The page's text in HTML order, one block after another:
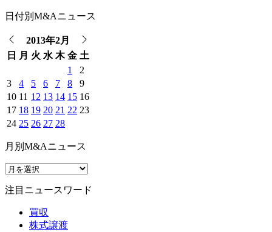
日付別M&Aニュース
2013年2月
日
月 火 水 木 金 土
1
2
3
4 5 6 7 8
9
10 11 12 13 14 15 16
17 18 19 20 21 22 23
24 25 26 27 28
月別M&Aニュース
注目ニュースワード
買収
株式譲渡